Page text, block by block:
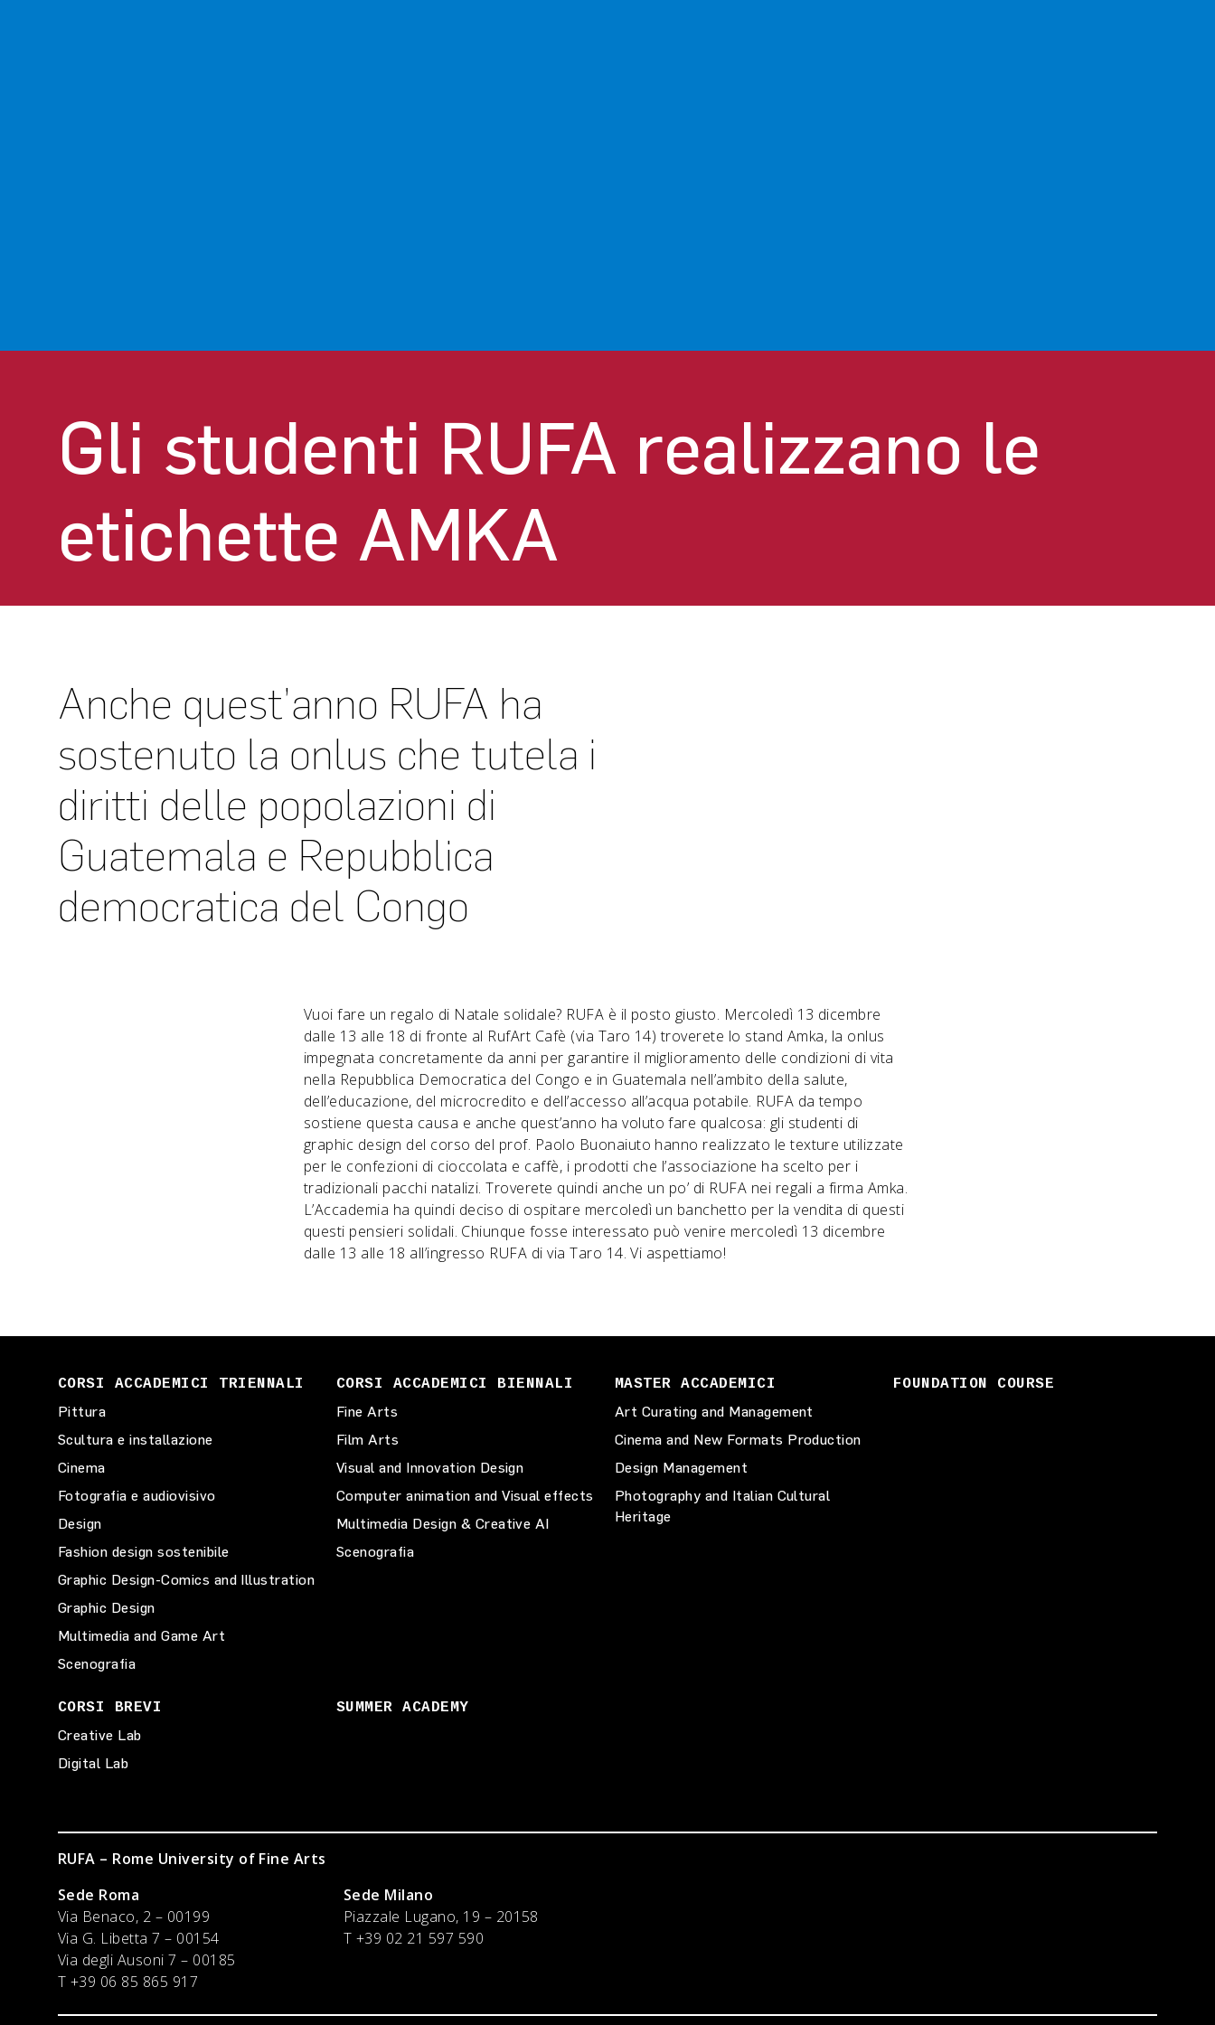
Gli studenti RUFA realizzano le
etichette AMKA
Anche quest’anno RUFA ha
sostenuto la onlus che tutela i
diritti delle popolazioni di
Guatemala e Repubblica
democratica del Congo
Vuoi fare un regalo di Natale solidale? RUFA è il posto giusto. Mercoledì 13 dicembre
dalle 13 alle 18 di fronte al RufArt Cafè (via Taro 14) troverete lo stand Amka, la onlus
impegnata concretamente da anni per garantire il miglioramento delle condizioni di vita
nella Repubblica Democratica del Congo e in Guatemala nell’ambito della salute,
dell’educazione, del microcredito e dell’accesso all’acqua potabile. RUFA da tempo
sostiene questa causa e anche quest’anno ha voluto fare qualcosa: gli studenti di
graphic design del corso del prof. Paolo Buonaiuto hanno realizzato le texture utilizzate
per le confezioni di cioccolata e caffè, i prodotti che l’associazione ha scelto per i
tradizionali pacchi natalizi. Troverete quindi anche un po’ di RUFA nei regali a firma Amka.
L’Accademia ha quindi deciso di ospitare mercoledì un banchetto per la vendita di questi
questi pensieri solidali. Chiunque fosse interessato può venire mercoledì 13 dicembre
dalle 13 alle 18 all’ingresso RUFA di via Taro 14. Vi aspettiamo!
CORSI ACCADEMICI TRIENNALI
Pittura
Scultura e installazione
Cinema
Fotografia e audiovisivo
Design
Fashion design sostenibile
Graphic Design-Comics and Illustration
Graphic Design
Multimedia and Game Art
Scenografia
CORSI ACCADEMICI BIENNALI
Fine Arts
Film Arts
Visual and Innovation Design
Computer animation and Visual effects
Multimedia Design & Creative AI
Scenografia
MASTER ACCADEMICI
Art Curating and Management
Cinema and New Formats Production
Design Management
Photography and Italian Cultural
Heritage
FOUNDATION COURSE
CORSI BREVI
Creative Lab
Digital Lab
SUMMER ACADEMY
RUFA – Rome University of Fine Arts
Sede Roma
Via Benaco, 2 – 00199
Via G. Libetta 7 – 00154
Via degli Ausoni 7 – 00185
T +39 06 85 865 917
Sede Milano
Piazzale Lugano, 19 – 20158
T +39 02 21 597 590